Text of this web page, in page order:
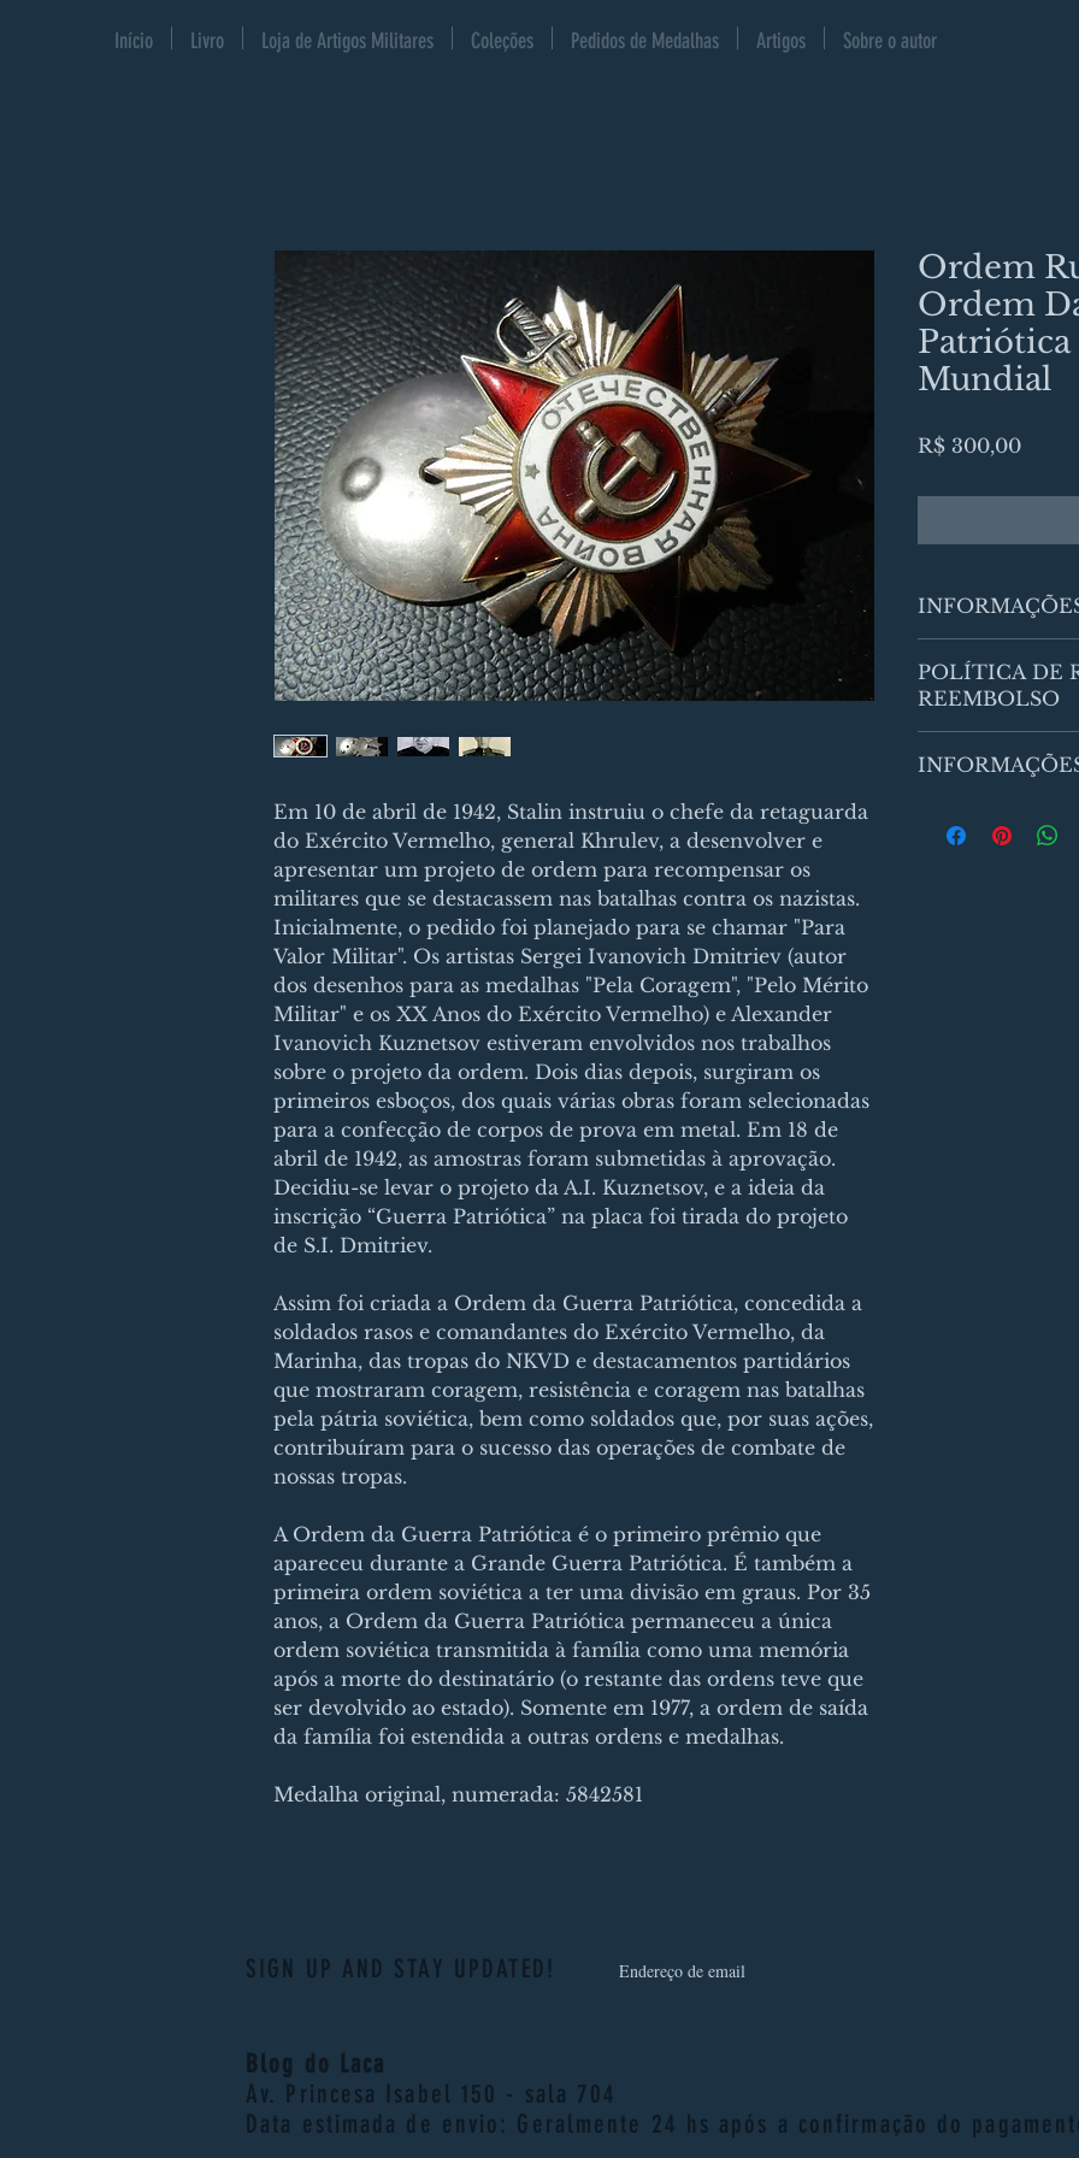
Início Livro Loja de Artigos Militares Coleções Pedidos de Medalhas Artigos Sobre o autor
Em 10 de abril de 1942, Stalin instruiu o chefe da retaguarda
do Exército Vermelho, general Khrulev, a desenvolver e
apresentar um projeto de ordem para recompensar os
militares que se destacassem nas batalhas contra os nazistas.
Inicialmente, o pedido foi planejado para se chamar "Para
Valor Militar". Os artistas Sergei Ivanovich Dmitriev (autor
dos desenhos para as medalhas "Pela Coragem", "Pelo Mérito
Militar" e os XX Anos do Exército Vermelho) e Alexander
Ivanovich Kuznetsov estiveram envolvidos nos trabalhos
sobre o projeto da ordem. Dois dias depois, surgiram os
primeiros esboços, dos quais várias obras foram selecionadas
para a confecção de corpos de prova em metal. Em 18 de
abril de 1942, as amostras foram submetidas à aprovação.
Decidiu-se levar o projeto da A.I. Kuznetsov, e a ideia da
inscrição “Guerra Patriótica” na placa foi tirada do projeto
de S.I. Dmitriev.
Assim foi criada a Ordem da Guerra Patriótica, concedida a
soldados rasos e comandantes do Exército Vermelho, da
Marinha, das tropas do NKVD e destacamentos partidários
que mostraram coragem, resistência e coragem nas batalhas
pela pátria soviética, bem como soldados que, por suas ações,
contribuíram para o sucesso das operações de combate de
nossas tropas.
A Ordem da Guerra Patriótica é o primeiro prêmio que
apareceu durante a Grande Guerra Patriótica. É também a
primeira ordem soviética a ter uma divisão em graus. Por 35
anos, a Ordem da Guerra Patriótica permaneceu a única
ordem soviética transmitida à família como uma memória
após a morte do destinatário (o restante das ordens teve que
ser devolvido ao estado). Somente em 1977, a ordem de saída
da família foi estendida a outras ordens e medalhas.
Medalha original, numerada: 5842581
Ordem
Ordem
Patriótica
Mundial
R$ 300,00Preço
para adicionar
produto, como
especiais e
é um ótimo lugar
produto especial e
POLÍTICA DE
REEMBOLSO
lugar para que
maneira de
adicionar mais
SIGN UP AND STAY UPDATED!
Blog do Laca
Av. Princesa Isabel 150 - sala 704
Data estimada de envio: Geralmente 24 hs após a confirmação do